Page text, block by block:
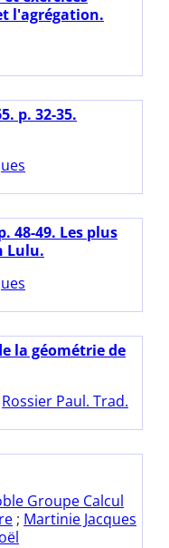
l'agrégation.
p. 32-35.
48-49. Les plus
Lulu.
la géométrie de
Rossier Paul. Trad.
Groupe Calcul
; Martinie Jacques